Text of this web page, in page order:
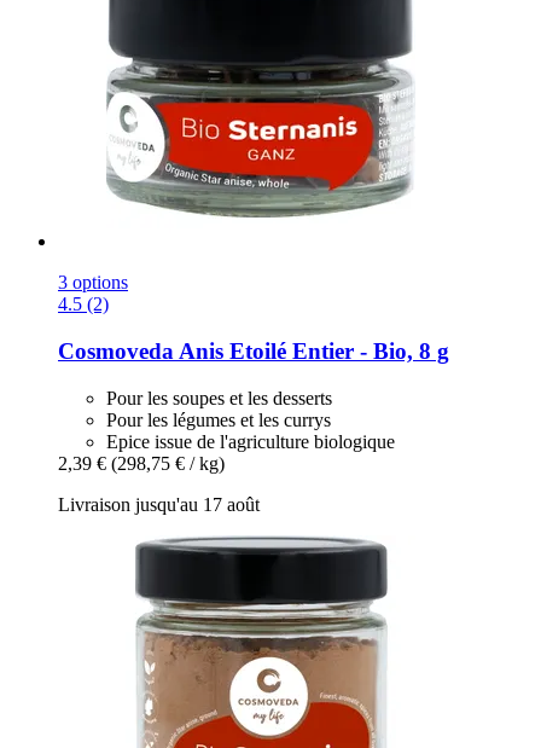
3 options
4.5 (2)
Cosmoveda Anis Etoilé Entier -​ Bio, 8 g
Pour les soupes et les desserts
Pour les légumes et les currys
Epice issue de l'agriculture biologique
2,39 € (298,75 € / kg)
Livraison jusqu'au 17 août